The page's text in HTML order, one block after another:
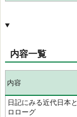
内容一覧
内容
日記にみる近代日本
ロローグ